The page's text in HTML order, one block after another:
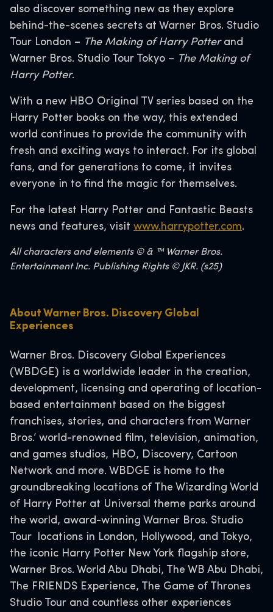
also discover something new as they explore
behind-the-scenes secrets at Warner Bros. Studio
Tour London – The Making of Harry Potterand
Warner Bros. Studio Tour Tokyo – The Making of
Harry Potter.
With a new HBO Original TV series based on the
Harry Potter books on the way, this extended
world continues to provide the community with
fresh and exciting ways to interact. For its global
fans, and for generations to come, it invites
everyone in to find the magic for themselves.
For the latest Harry Potter and Fantastic Beasts
news and features, visit www.harrypotter.com.
All characters and elements © & ™ Warner Bros.
Entertainment Inc. Publishing Rights © JKR. (s25)
About Warner Bros. Discovery Global
Experiences
Warner Bros. Discovery Global Experiences
(WBDGE) is a worldwide leader in the creation,
development, licensing and operating of location-
based entertainment based on the biggest
franchises, stories, and characters from Warner
Bros.’ world-renowned film, television, animation,
and games studios, HBO, Discovery, Cartoon
Network and more. WBDGE is home to the
groundbreaking locations of The Wizarding World
of Harry Potter at Universal theme parks around
the world, award-winning Warner Bros. Studio
Tour locations in London, Hollywood, and Tokyo,
the iconic Harry Potter New York flagship store,
Warner Bros. World Abu Dhabi, The WB Abu Dhabi,
The FRIENDS Experience, The Game of Thrones
Studio Tour and countless other experiences